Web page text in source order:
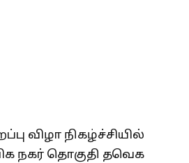
விழா நிகழ்ச்சியில்
நகர் தொகுதி தவெக